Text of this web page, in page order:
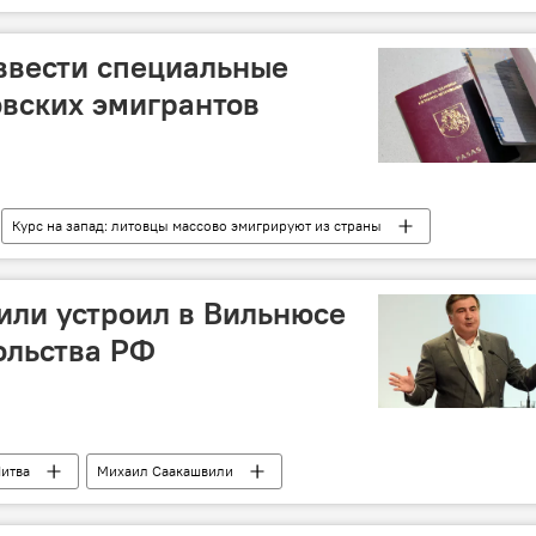
специальные
эмигрантов
Курс на запад: литовцы массово эмигрируют из страны
Сейм паспорт
двойное гражданство
устроил в Вильнюсе
РФ
Михаил Саакашвили
Литвы (СО-ХДЛ)